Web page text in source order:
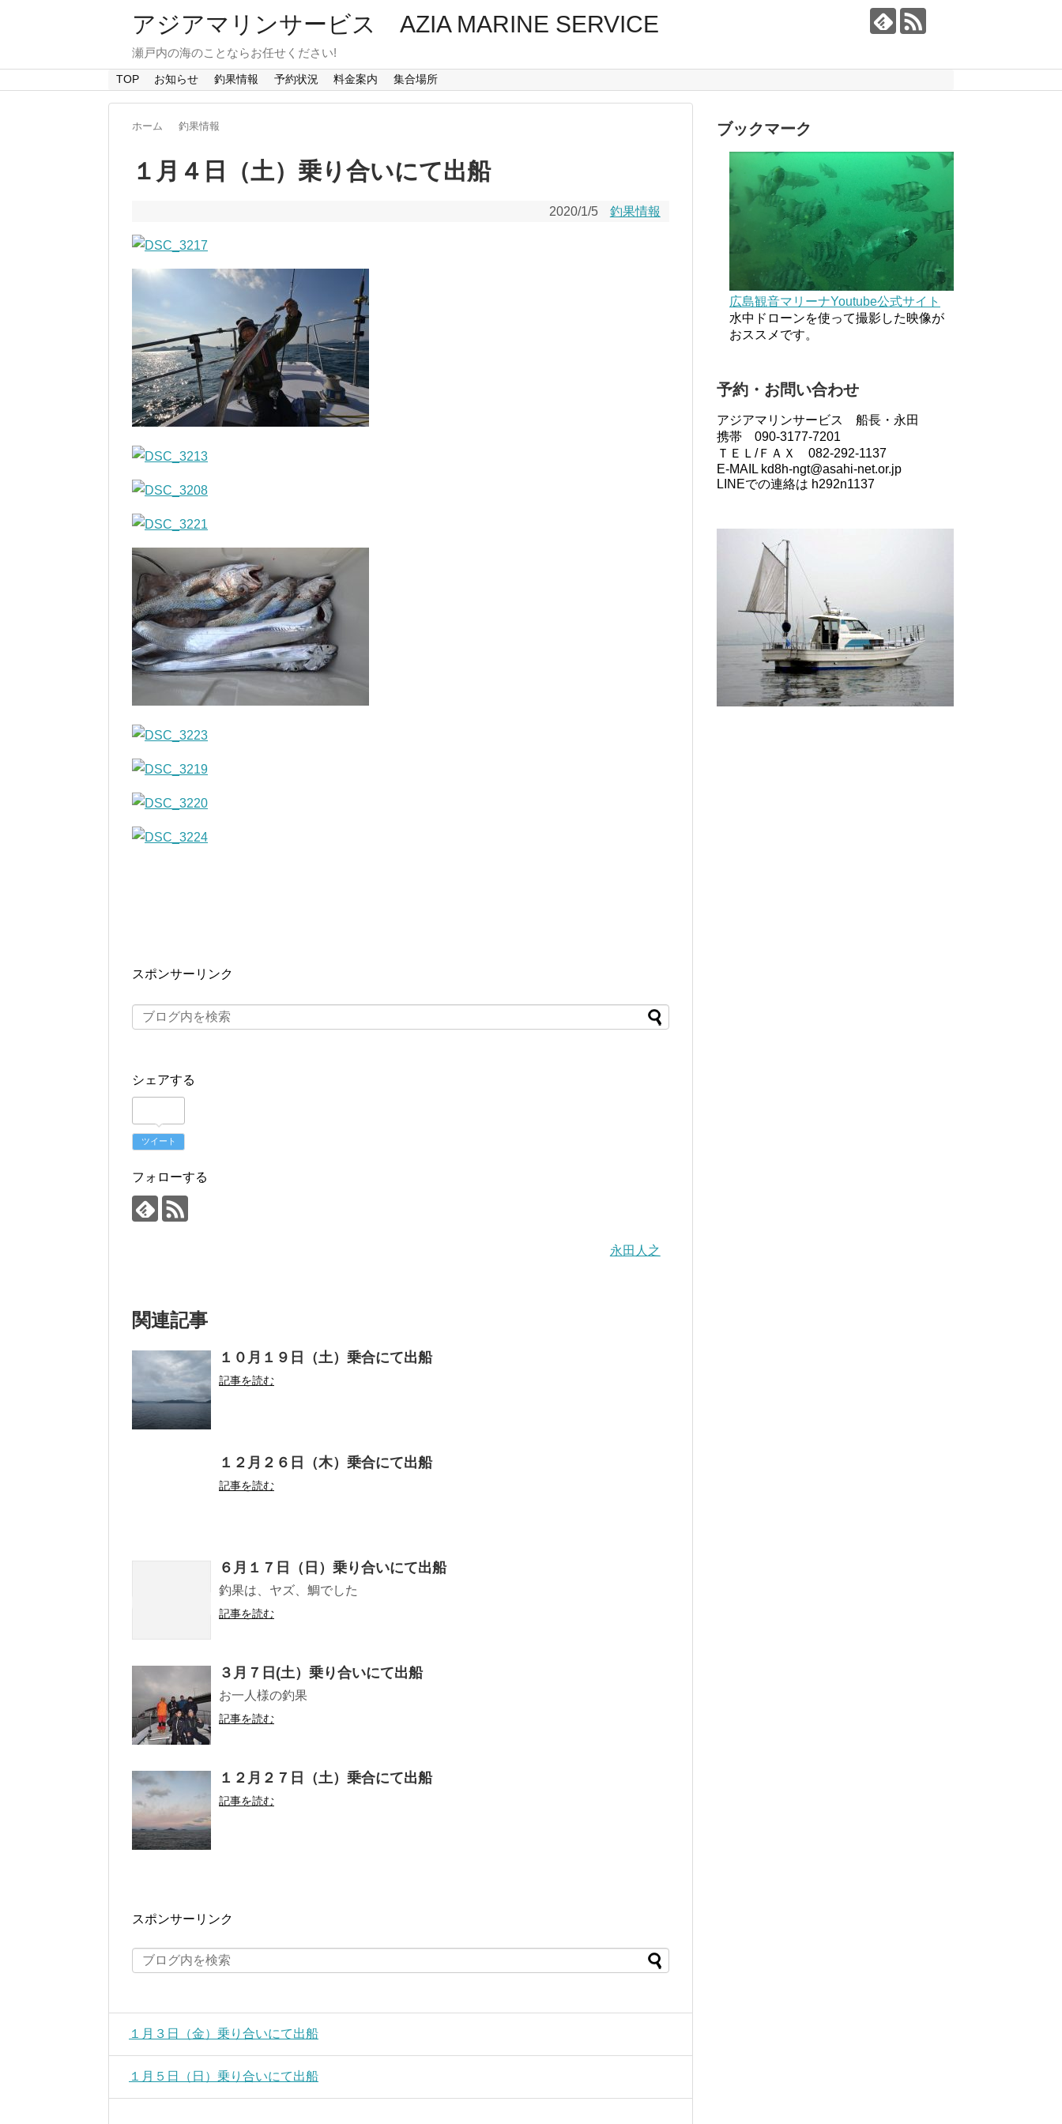
アジアマリンサービス AZIA MARINE SERVICE
瀬戸内の海のことならお任せください!
TOP お知らせ 釣果情報 予約状況 料金案内 集合場所
ホーム 釣果情報
１月４日（土）乗り合いにて出船
2020/1/5 釣果情報
スポンサーリンク
シェアする
ツイート
フォローする
永田人之
関連記事
１０月１９日（土）乗合にて出船
記事を読む
１２月２６日（木）乗合にて出船
記事を読む
６月１７日（日）乗り合いにて出船
釣果は、ヤズ、鯛でした
記事を読む
３月７日(土）乗り合いにて出船
お一人様の釣果
記事を読む
１２月２７日（土）乗合にて出船
記事を読む
スポンサーリンク
１月３日（金）乗り合いにて出船
１月５日（日）乗り合いにて出船
ブックマーク
広島観音マリーナYoutube公式サイト
水中ドローンを使って撮影した映像が
おススメです。
予約・お問い合わせ
アジアマリンサービス 船長・永田
携帯 090-3177-7201
ＴＥＬ/ＦＡＸ 082-292-1137
E-MAIL kd8h-ngt@asahi-net.or.jp
LINEでの連絡は h292n1137